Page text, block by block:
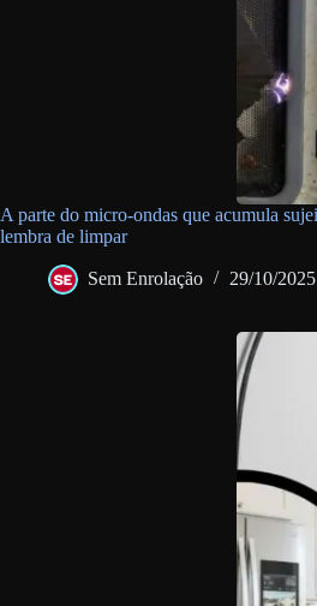
A parte do micro-ondas que acumula
lembra de limpar
Sem Enrolação 29/10/2025